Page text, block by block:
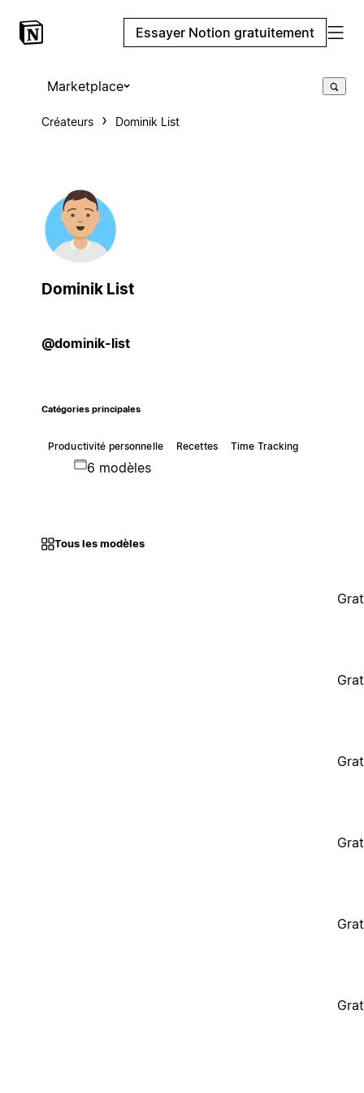
Essayer Notion gratuitement
Marketplace
Créateurs Dominik List
Dominik List
@dominik-list
Catégories principales
Productivité personnelle Recettes Time Tracking
6 modèles
Tous les modèles